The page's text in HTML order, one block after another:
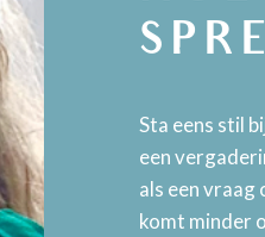
Sta eens stil
een
als een vraag
komt minder